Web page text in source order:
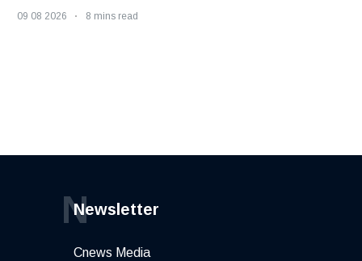
09 08 2026 8 mins read
Newsletter
N
Cnews Media